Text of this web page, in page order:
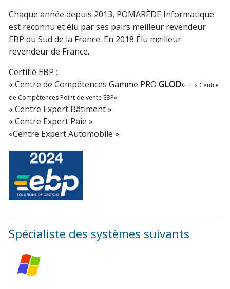
Chaque année depuis 2013, POMARÈDE Informatique
est reconnu et élu par ses pairs meilleur revendeur
EBP du Sud de la France. En 2018 Élu meilleur
revendeur de France.
Certifié EBP :
« Centre de Compétences Gamme PRO GLOD» – « Centre
de Compétences Point de vente EBP»
« Centre Expert Bâtiment »
« Centre Expert Paie »
«Centre Expert Automobile ».
Spécialiste des systèmes suivants